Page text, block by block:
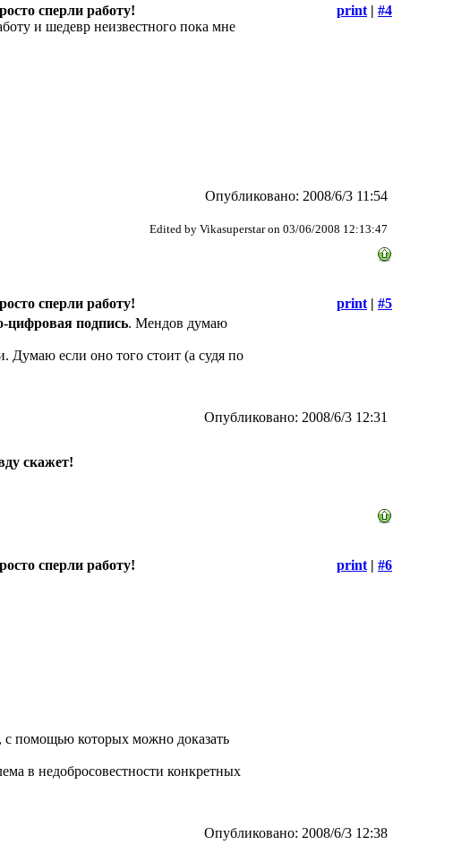
сперли работу! print | #4
и шедевр неизвестного пока мне
Опубликовано: 2008/6/3 11:54
Edited by Vikasuperstar on 03/06/2008 12:13:47
сперли работу! print | #5
цифровая подпись. Мендов думаю
Думаю если оно того стоит (а судя по
Опубликовано: 2008/6/3 12:31
скажет!
сперли работу! print | #6
с помощью которых можно доказать
в недобросовестности конкретных
Опубликовано: 2008/6/3 12:38